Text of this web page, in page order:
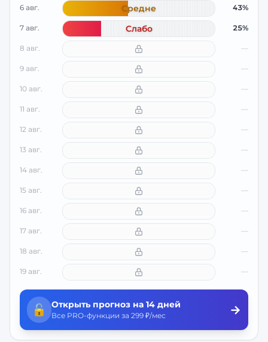
6 авг. Средне 43%
7 авг. Слабо 25%
8 авг. —
9 авг. —
10 авг. —
11 авг. —
12 авг. —
13 авг. —
14 авг. —
15 авг. —
16 авг. —
17 авг. —
18 авг. —
19 авг. —
🔓 Открыть прогноз на 14 дней
Все PRO-функции за 299 ₽/мес →